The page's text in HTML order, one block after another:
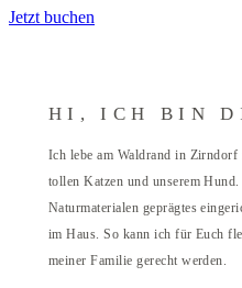
Jetzt buchen
HI, ICH BIN
Ich lebe am Waldrand in
tollen Katzen und unserem
Naturmaterialen geprägtes
im Haus. So kann ich für Euch
meiner Familie gerecht werden.